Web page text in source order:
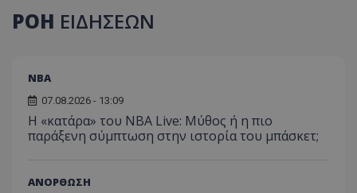
ΡΟΗ ΕΙΔΗΣΕΩΝ
NBA
07.08.2026 - 13:09
Η «κατάρα» του NBA Live: Μύθος ή η πιο
παράξενη σύμπτωση στην ιστορία του μπάσκετ;
ΑΝΟΡΘΩΣΗ